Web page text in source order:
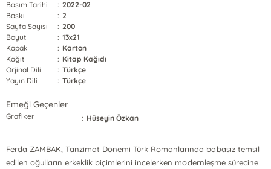
Basım Tarihi
: 2022-02
Baskı
: 2
Sayfa Sayısı
: 200
Boyut
: 13x21
Kapak
: Karton
Kağıt
: Kitap Kağıdı
Orjinal Dili
: Türkçe
Yayın Dili
: Türkçe
Emeği Geçenler
Grafiker : Hüseyin Özkan
Ferda ZAMBAK, Tanzimat Dönemi Türk Romanlarında babasız temsil
edilen oğulların erkeklik biçimlerini incelerken modernleşme sürecine